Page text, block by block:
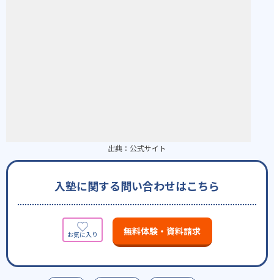
出典： 公式サイト
入塾に関する問い合わせはこちら
無料体験・資料請求